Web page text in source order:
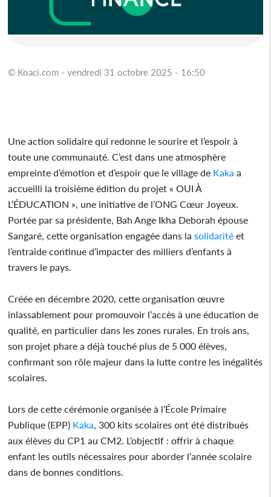
© Koaci.com - vendredi 31 octobre 2025 - 16:50
Une action solidaire qui redonne le sourire et l’espoir à
toute une communauté. C’est dans une atmosphère
empreinte d’émotion et d’espoir que le village de Kaka a
accueilli la troisième édition du projet « OUI À
L’ÉDUCATION », une initiative de l’ONG Cœur Joyeux.
Portée par sa présidente, Bah Ange Ikha Deborah épouse
Sangaré, cette organisation engagée dans la solidarité et
l’entraide continue d’impacter des milliers d’enfants à
travers le pays.
Créée en décembre 2020, cette organisation œuvre
inlassablement pour promouvoir l’accès à une éducation de
qualité, en particulier dans les zones rurales. En trois ans,
son projet phare a déjà touché plus de 5 000 élèves,
confirmant son rôle majeur dans la lutte contre les inégalités
scolaires.
Lors de cette cérémonie organisée à l’École Primaire
Publique (EPP) Kaka , 300 kits scolaires ont été distribués
aux élèves du CP1 au CM2. L’objectif : offrir à chaque
enfant les outils nécessaires pour aborder l’année scolaire
dans de bonnes conditions.